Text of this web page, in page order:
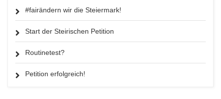
#fairändern wir die Steiermark!
Start der Steirischen Petition
Routinetest?
Petition erfolgreich!